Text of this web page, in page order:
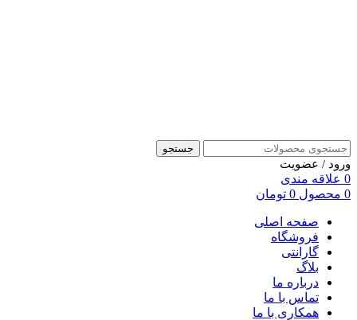
جستجو
ورود / عضویت
0 علاقه مندی
0 محصول 0 تومان
صفحه اصلی
فروشگاه
گارانتی
بلاگ
درباره ما
تماس با ما
همکاری با ما